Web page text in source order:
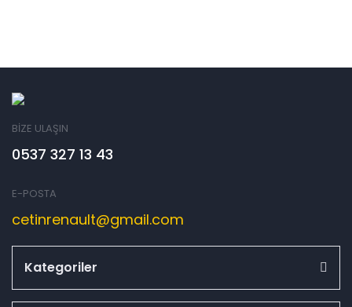
BİZE ULAŞIN
0537 327 13 43
E-POSTA
cetinrenault@gmail.com
Kategoriler